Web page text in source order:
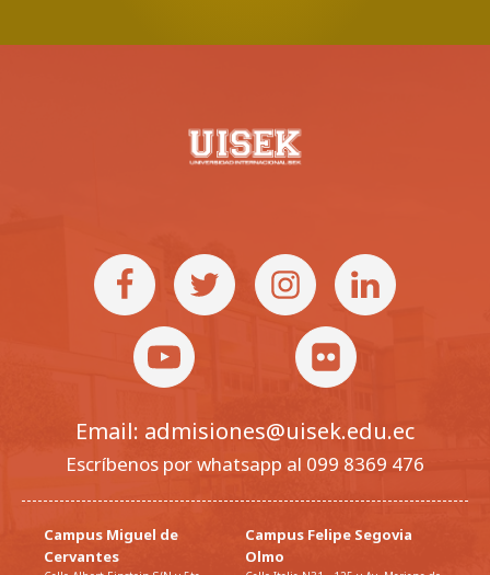
Email: admisiones@uisek.edu.ec
Escríbenos por whatsapp al 099 8369 476
Campus Miguel de
Cervantes
Campus Felipe Segovia
Olmo